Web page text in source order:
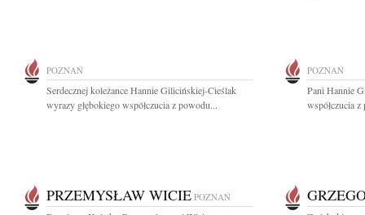
POZNAŃ
Serdecznej koleżance Hannie Gilicińskiej-Cieślak
wyrazy głębokiego współczucia z powodu...
POZNAŃ
Pani Hannie
współczucia
PRZEMYSŁAW WICIE POZNAŃ